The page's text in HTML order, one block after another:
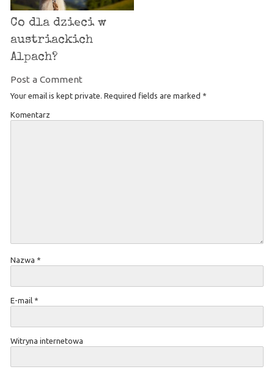
Co dla dzieci w
austriackich
Alpach?
Post a Comment
Your email is kept private. Required fields are marked *
Komentarz
Nazwa *
E-mail *
Witryna internetowa